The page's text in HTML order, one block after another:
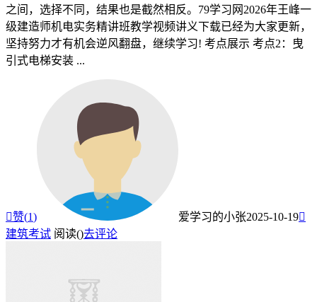
之间，选择不同，结果也是截然相反。79学习网2026年王峰一
级建造师机电实务精讲班教学视频讲义下载已经为大家更新，
坚持努力才有机会逆风翻盘，继续学习! 考点展示 考点2：曳
引式电梯安装 ...
赞(1) 爱学习的小张2025-10-19
建筑考试 阅读()去评论